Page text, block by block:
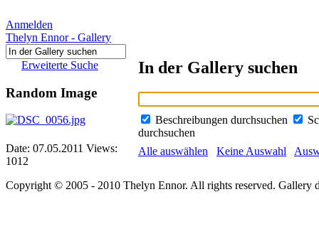
Anmelden
Thelyn Ennor - Gallery
Erweiterte Suche
Random Image
Date: 07.05.2011 Views:
1012
In der Gallery suchen
Beschreibungen durchsuchen
durchsuchen
Alle auswählen
Keine Auswahl
Copyright © 2005 - 2010 Thelyn Ennor. All rights reserved. Gallery